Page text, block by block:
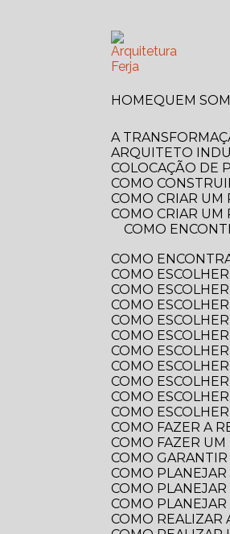
HOME QUEM
A
ARQUITETO
COLOCAÇÃO DE
COMO
COMO CRIAR
COMO CRIAR
COMO ENCONTRAR O ENCANADOR MAIS PRÓXIMO DE VOCÊ? GUIA COMPLETO PARA RESOLVER SEUS PROBLEMAS
COMO
COMO
COMO
COMO
COMO
COMO
COMO
COMO
COMO
COMO
COMO
COMO FAZER A
COMO FAZER
COMO
COMO
COMO
COMO
COMO